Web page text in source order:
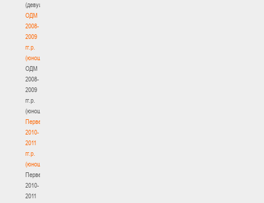
(девушки)
ОДМ
2008-
2009
гг.р.
(юноши)
ОДМ
2008-
2009
гг.р.
(юноши)
Первенство
2010-
2011
гг.р.
(юноши)
Первенство
2010-
2011